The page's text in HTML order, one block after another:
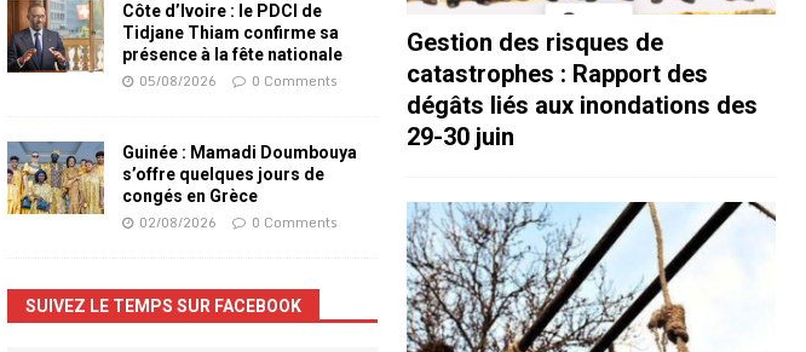
Côte d’Ivoire : le PDCI de
Tidjane Thiam confirme sa
présence à la fête nationale
05/08/2026 0 Comments
Guinée : Mamadi Doumbouya
s’offre quelques jours de
congés en Grèce
02/08/2026 0 Comments
SUIVEZ LE TEMPS SUR FACEBOOK
Gestion des risques de
catastrophes : Rapport des
dégâts liés aux inondations des
29-30 juin